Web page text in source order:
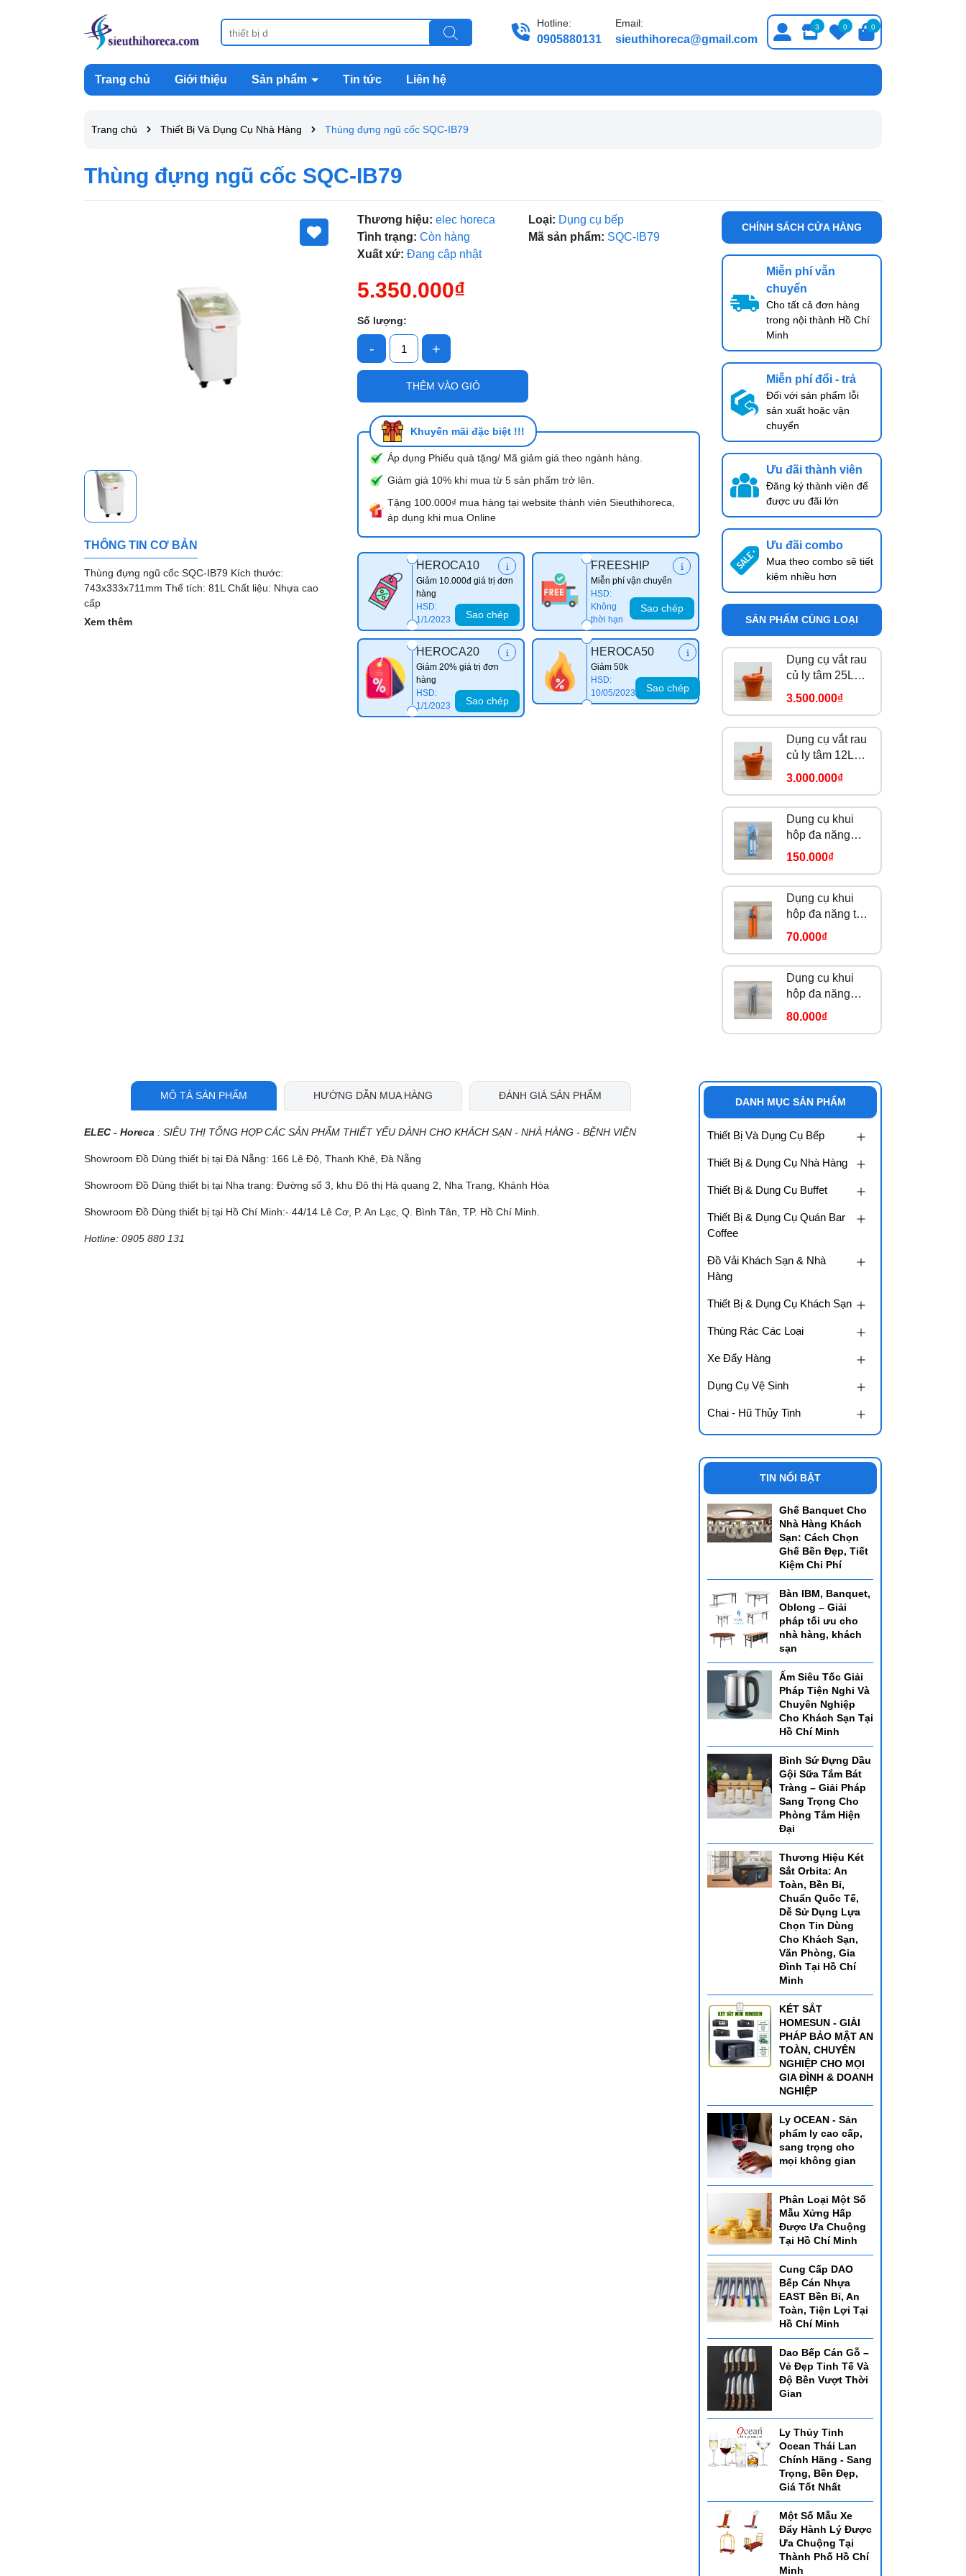
Hotline:
0905880131
Email:
sieuthihoreca@gmail.com
3 0 0
Trang chủ Giới thiệu Sản phẩm Tin tức Liên hệ
Trang chủ Thiết Bị Và Dụng Cụ Nhà Hàng Thùng đựng ngũ cốc SQC-IB79
Thùng đựng ngũ cốc SQC-IB79
THÔNG TIN CƠ BẢN
Thùng đựng ngũ cốc SQC-IB79 Kích thước:
743x333x711mm Thể tích: 81L Chất liệu: Nhựa cao
cấp
Xem thêm
Thương hiệu: elec horeca Loại: Dụng cụ bếp
Tình trạng: Còn hàng Mã sản phẩm: SQC-IB79
Xuất xứ: Đang cập nhật
5.350.000₫
Số lượng:
- +
THÊM VÀO GIỎ
Khuyến mãi đặc biệt !!!
Áp dụng Phiếu quà tặng/ Mã giảm giá theo ngành hàng.
Giảm giá 10% khi mua từ 5 sản phẩm trở lên.
Tặng 100.000₫ mua hàng tại website thành viên Sieuthihoreca,
áp dụng khi mua Online
HEROCA10
Giảm 10.000đ giá trị đơn
hàng
HSD:
1/1/2023
Sao chép
FREESHIP
Miễn phí vận chuyển
HSD:
Không
thời hạn
Sao chép
HEROCA20
Giảm 20% giá trị đơn
hàng
HSD:
1/1/2023
Sao chép
HEROCA50
Giảm 50k
HSD:
10/05/2023
Sao chép
Mã giảm giá:
Điều kiện:
CHÍNH SÁCH CỬA HÀNG
Miễn phí vẫn
chuyển
Cho tất cả đơn hàng
trong nội thành Hồ Chí
Minh
Miễn phí đổi - trả
Đối với sản phẩm lỗi
sản xuất hoặc vận
chuyển
Ưu đãi thành viên
Đăng ký thành viên để
được ưu đãi lớn
Ưu đãi combo
Mua theo combo sẽ tiết
kiệm nhiều hơn
SẢN PHẨM CÙNG LOẠI
Dụng cụ vắt rau
củ ly tâm 25L
DC0398
3.500.000₫
Dụng cụ vắt rau
củ ly tâm 12L
DC0396
3.000.000₫
Dụng cụ khui
hộp đa năng
FZ-06
150.000₫
Dụng cụ khui
hộp đa năng tay
cầm cam
70.000₫
Dụng cụ khui
hộp đa năng
184913
80.000₫
MÔ TẢ SẢN PHẨM HƯỚNG DẪN MUA HÀNG ĐÁNH GIÁ SẢN PHẨM
ELEC - Horeca : SIÊU THỊ TỔNG HỢP CÁC SẢN PHẨM THIẾT YẾU DÀNH CHO KHÁCH SẠN - NHÀ HÀNG - BỆNH VIỆN
Showroom Đồ Dùng thiết bị tại Đà Nẵng: 166 Lê Độ, Thanh Khê, Đà Nẵng
Showroom Đồ Dùng thiết bị tại Nha trang: Đường số 3, khu Đô thị Hà quang 2, Nha Trang, Khánh Hòa
Showroom Đồ Dùng thiết bị tại Hồ Chí Minh:- 44/14 Lê Cơ, P. An Lạc, Q. Bình Tân, TP. Hồ Chí Minh.
Hotline: 0905 880 131
DANH MỤC SẢN PHẨM
Thiết Bị Và Dụng Cụ Bếp
Thiết Bị & Dụng Cụ Nhà Hàng
Thiết Bị & Dụng Cụ Buffet
Thiết Bị & Dụng Cụ Quán Bar
Coffee
Đồ Vải Khách Sạn & Nhà
Hàng
Thiết Bị & Dụng Cụ Khách Sạn
Thùng Rác Các Loại
Xe Đẩy Hàng
Dụng Cụ Vệ Sinh
Chai - Hũ Thủy Tinh
TIN NỔI BẬT
Ghế Banquet Cho
Nhà Hàng Khách
Sạn: Cách Chọn
Ghế Bền Đẹp, Tiết
Kiệm Chi Phí
Bàn IBM, Banquet,
Oblong – Giải
pháp tối ưu cho
nhà hàng, khách
sạn
Ấm Siêu Tốc Giải
Pháp Tiện Nghi Và
Chuyên Nghiệp
Cho Khách Sạn Tại
Hồ Chí Minh
Bình Sứ Đựng Dầu
Gội Sữa Tắm Bát
Tràng – Giải Pháp
Sang Trọng Cho
Phòng Tắm Hiện
Đại
Thương Hiệu Két
Sắt Orbita: An
Toàn, Bền Bỉ,
Chuẩn Quốc Tế,
Dễ Sử Dụng Lựa
Chọn Tin Dùng
Cho Khách Sạn,
Văn Phòng, Gia
Đình Tại Hồ Chí
Minh
KÉT SẮT
HOMESUN - GIẢI
PHÁP BẢO MẬT AN
TOÀN, CHUYÊN
NGHIỆP CHO MỌI
GIA ĐÌNH & DOANH
NGHIỆP
Ly OCEAN - Sản
phẩm ly cao cấp,
sang trọng cho
mọi không gian
Phân Loại Một Số
Mẫu Xửng Hấp
Được Ưa Chuộng
Tại Hồ Chí Minh
Cung Cấp DAO
Bếp Cán Nhựa
EAST Bền Bỉ, An
Toàn, Tiện Lợi Tại
Hồ Chí Minh
Dao Bếp Cán Gỗ –
Vẻ Đẹp Tinh Tế Và
Độ Bền Vượt Thời
Gian
Ly Thủy Tinh
Ocean Thái Lan
Chính Hãng - Sang
Trọng, Bền Đẹp,
Giá Tốt Nhất
Một Số Mẫu Xe
Đẩy Hành Lý Được
Ưa Chuộng Tại
Thành Phố Hồ Chí
Minh